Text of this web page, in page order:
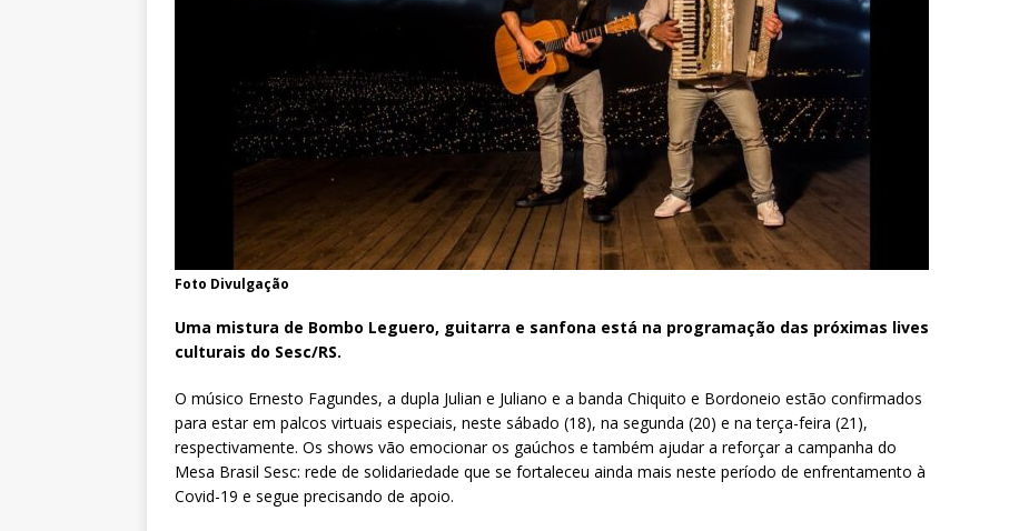
Foto Divulgação
Uma mistura de Bombo Leguero, guitarra e sanfona está na programação das próximas lives
culturais do Sesc/RS.
O músico Ernesto Fagundes, a dupla Julian e Juliano e a banda Chiquito e Bordoneio estão confirmados
para estar em palcos virtuais especiais, neste sábado (18), na segunda (20) e na terça-feira (21),
respectivamente. Os shows vão emocionar os gaúchos e também ajudar a reforçar a campanha do
Mesa Brasil Sesc: rede de solidariedade que se fortaleceu ainda mais neste período de enfrentamento à
Covid-19 e segue precisando de apoio.